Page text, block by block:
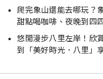
爬完象山還能去哪玩？
甜點喝咖啡、夜晚到四
悠閒漫步八里左岸！欣
到「美好時光．八里」